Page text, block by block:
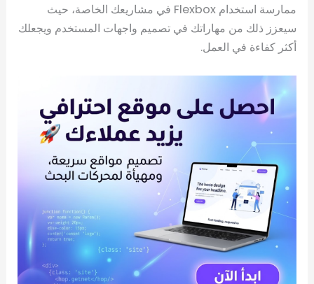
ممارسة استخدام Flexbox في مشاريعك الخاصة، حيث
سيعزز ذلك من مهاراتك في تصميم واجهات المستخدم ويجعلك
أكثر كفاءة في العمل.